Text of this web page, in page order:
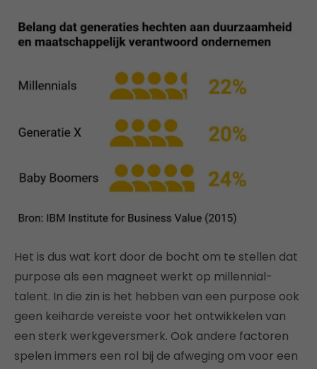
Het is dus wat kort door de bocht om te stellen dat
purpose als een magneet werkt op millennial-
talent. In die zin is het hebben van een purpose ook
geen keiharde vereiste voor het ontwikkelen van
een sterk werkgeversmerk. Ook andere factoren
spelen immers een rol bij de afweging om voor een